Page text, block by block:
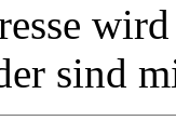
sind